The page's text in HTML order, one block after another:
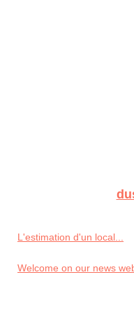
L'estimation d'un local...
Welcome on our news